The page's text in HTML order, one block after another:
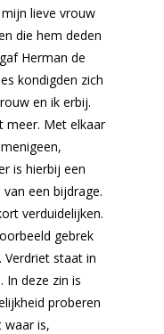
lieve vrouw
die hem deden
Herman de
kondigden zich
en ik erbij.
meer. Met elkaar
is hierbij een
een bijdrage.
verduidelijken.
gebrek
staat in
In deze zin is
proberen
waar is,